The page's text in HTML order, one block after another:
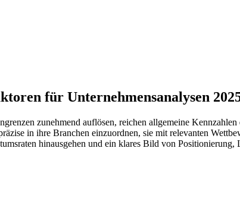
für Unternehmensanalysen
zunehmend auflösen, reichen allgemeine
in ihre Branchen einzuordnen, sie mit relevanten
hinausgehen und ein klares Bild von